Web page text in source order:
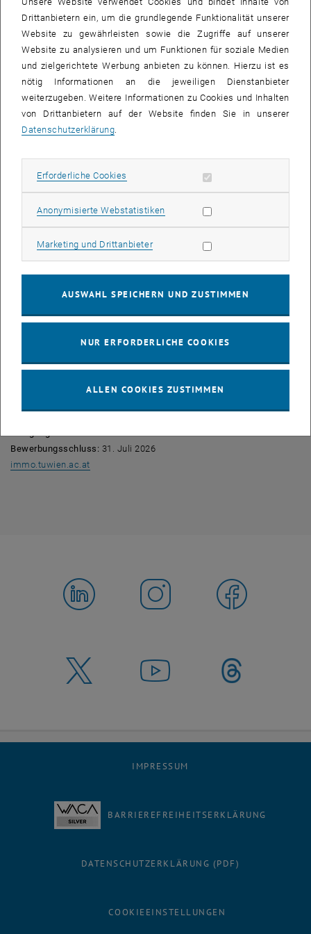
Academy gratuliert sehr herzlich.
4 abwechslungsreiche Semester
Auf Herrn Pavel warten nun vier spannende Semester zu allen
wichtigen Aspekten des Immobilienwesens. Der Lehrgang der seit
37-Jähriges besteht ist berufsbegleitet konzipiert und bietet neben
dem breiten Erfahrungsschatz unserer renommierten Faculty auch
wichtige Kontakte die für eine Karriere in der Immobilienbranche
Absovent_innen können den Abschluss „Akademische/r
Die Academy for Continuing Education (ACE) der TU Wien bedankt
sich beim Kurier für die nunmehr schon langjährige erfolgreiche
Zusammenarbeit im Zuge des Kurier-Stipendiums und freut sich
Herrn Jakob Pavel ab Oktober bei unserem Lehrgang im 4. Bezirk an
der TU begrüßen zu dürfen.
ULG Immobilienwirtschaft & Liegenschaftsmanagement
Qualifikation
Akademische/r Immobilienberater/in &
Bewerbungsschluss: 31. Juli 2026
immo.tuwien.ac.at, öffnet eine externe URL in einem neuen Fenster
IMPRESSUM
BARRIEREFREIHEITSERKLÄRUNG
DATENSCHUTZERKLÄRUNG (PDF)
COOKIEEINSTELLUNGEN
Drittanbietern ein, um die grundlegende Funktionalität unserer
Website zu gewährleisten sowie die Zugriffe auf unserer
Website zu analysieren und um Funktionen für soziale Medien
und zielgerichtete Werbung anbieten zu können. Hierzu ist es
nötig Informationen an die jeweiligen Dienstanbieter
weiterzugeben. Weitere Informationen zu Cookies und Inhalten
von Drittanbietern auf der Website finden Sie in unserer
Datenschutzerklärung
Erforderliche Cookies Erforderliche Cookies zulassen
Anonymisierte WebstatistikenStatistik Cookies zulassen
Marketing und DrittanbieterMarketing Cookies zulassen
AUSWAHL SPEICHERN UND ZUSTIMMEN
NUR ERFORDERLICHE COOKIES
ALLEN COOKIES ZUSTIMMEN